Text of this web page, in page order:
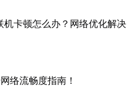
机卡顿怎么办？网络优化解决
络流畅度指南！